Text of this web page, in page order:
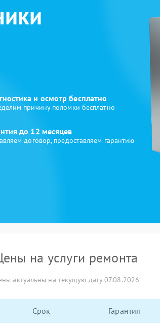
и осмотр бесплатно
причину поломки бесплатно
до 12 месяцев
договор, предоставляем гарантию
на услуги ремонта
актуальны на текущую дату 07.08.2026
Срок Гарантия